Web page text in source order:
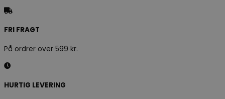
FRI FRAGT
På ordrer over 599 kr.
HURTIG LEVERING